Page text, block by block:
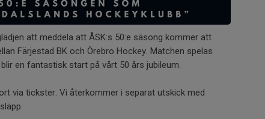
att meddela att ÅSK:s 50:e säsong kommer att
Färjestad BK och Örebro Hockey. Matchen spelas
en fantastisk start på vårt 50 års jubileum.
via tickster. Vi återkommer i separat utskick med